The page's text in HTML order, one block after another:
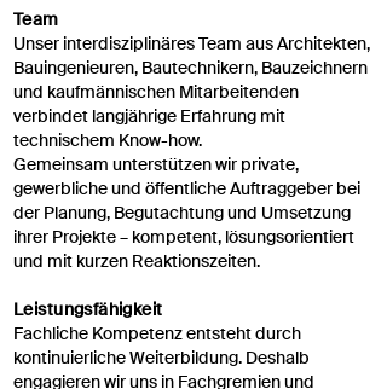
Team
Unser interdisziplinäres Team aus Architekten,
Bauingenieuren, Bautechnikern, Bauzeichnern
und kaufmännischen Mitarbeitenden
verbindet langjährige Erfahrung mit
technischem Know-how.
Gemeinsam unterstützen wir private,
gewerbliche und öffentliche Auftraggeber bei
der Planung, Begutachtung und Umsetzung
ihrer Projekte – kompetent, lösungsorientiert
und mit kurzen Reaktionszeiten.
Leistungsfähigkeit
Fachliche Kompetenz entsteht durch
kontinuierliche Weiterbildung. Deshalb
engagieren wir uns in Fachgremien und